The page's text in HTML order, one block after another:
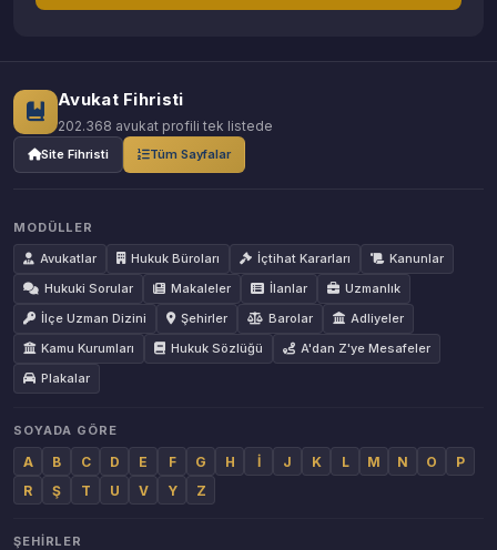
Avukat Fihristi
202.368 avukat profili tek listede
Site Fihristi Tüm Sayfalar
MODÜLLER
Avukatlar
Hukuk Büroları İçtihat Kararları
Kanunlar
Hukuki Sorular
Makaleler İlanlar
Uzmanlık
İlçe Uzman Dizini
Şehirler Barolar
Adliyeler
Kamu Kurumları
Hukuk Sözlüğü
A'dan Z'ye Mesafeler
Plakalar
SOYADA GÖRE
A B C D E F G H İ J K L M N O
P
R
Ş T U V Y Z
ŞEHIRLER